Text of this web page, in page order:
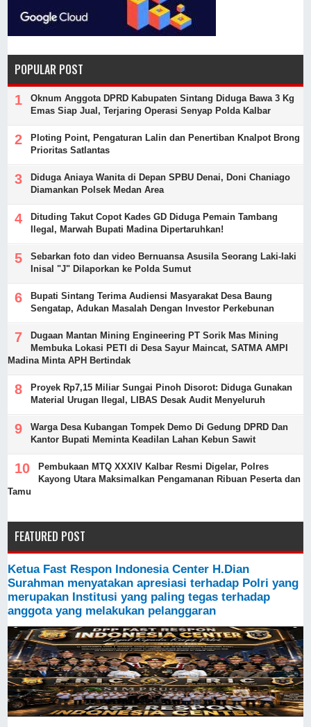
POPULAR POST
Oknum Anggota DPRD Kabupaten Sintang Diduga Bawa 3 Kg
Emas Siap Jual, Terjaring Operasi Senyap Polda Kalbar
Ploting Point, Pengaturan Lalin dan Penertiban Knalpot Brong
Prioritas Satlantas
Diduga Aniaya Wanita di Depan SPBU Denai, Doni Chaniago
Diamankan Polsek Medan Area
Dituding Takut Copot Kades GD Diduga Pemain Tambang
Ilegal, Marwah Bupati Madina Dipertaruhkan!
Sebarkan foto dan video Bernuansa Asusila Seorang Laki-laki
Inisal "J" Dilaporkan ke Polda Sumut
Bupati Sintang Terima Audiensi Masyarakat Desa Baung
Sengatap, Adukan Masalah Dengan Investor Perkebunan
Dugaan Mantan Mining Engineering PT Sorik Mas Mining
Membuka Lokasi PETI di Desa Sayur Maincat, SATMA AMPI
Madina Minta APH Bertindak
Proyek Rp7,15 Miliar Sungai Pinoh Disorot: Diduga Gunakan
Material Urugan Ilegal, LIBAS Desak Audit Menyeluruh
Warga Desa Kubangan Tompek Demo Di Gedung DPRD Dan
Kantor Bupati Meminta Keadilan Lahan Kebun Sawit
Pembukaan MTQ XXXIV Kalbar Resmi Digelar, Polres
Kayong Utara Maksimalkan Pengamanan Ribuan Peserta dan
Tamu
FEATURED POST
Ketua Fast Respon Indonesia Center H.Dian
Surahman menyatakan apresiasi terhadap Polri yang
merupakan Institusi yang paling tegas terhadap
anggota yang melakukan pelanggaran